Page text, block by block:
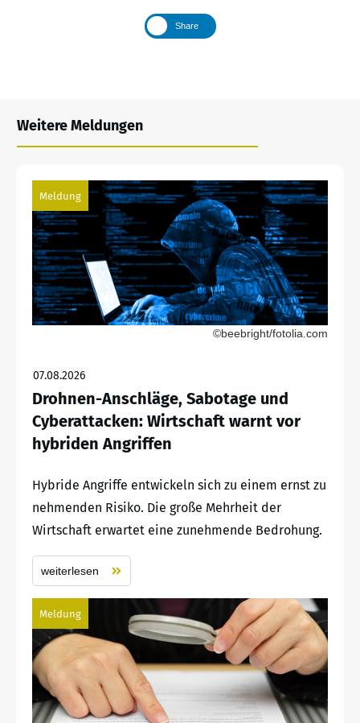
Share
Weitere Meldungen
Meldung
©beebright/fotolia.com
07.08.2026
Drohnen-Anschläge, Sabotage und
Cyberattacken: Wirtschaft warnt vor
hybriden Angriffen
Hybride Angriffe entwickeln sich zu einem ernst zu
nehmenden Risiko. Die große Mehrheit der
Wirtschaft erwartet eine zunehmende Bedrohung.
weiterlesen
Meldung